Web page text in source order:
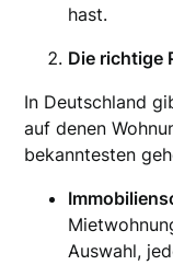
hast.
Die richtige
In Deutschland
auf denen
bekanntesten
Auswahl,